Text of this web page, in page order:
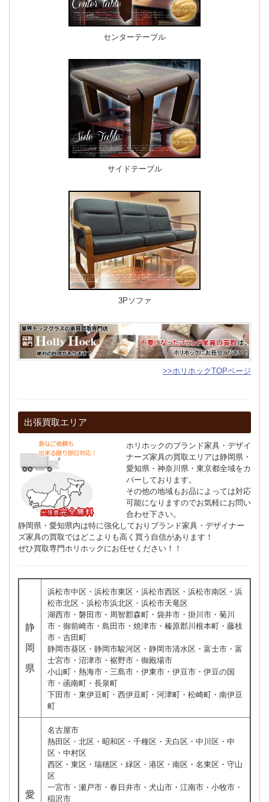
センターテーブル
サイドテーブル
3Pソファ
>>ホリホックTOPページ
出張買取エリア
ホリホックのブランド家具・デザイ
ナーズ家具の買取エリアは静岡県・
愛知県・神奈川県・東京都全域をカ
バーしております。
その他の地域もお品によっては対応
可能になりますのでお気軽にお問い
合わせ下さい。
静岡県・愛知県内は特に強化しておりブランド家具・デザイナー
ズ家具の買取ではどこよりも高く買う自信があります！
ぜひ買取専門ホリホックにお任せください！！
静
岡
県
浜松市中区・浜松市東区・浜松市西区・浜松市南区・浜
松市北区・浜松市浜北区・浜松市天竜区
湖西市・磐田市・周智郡森町・袋井市・掛川市・菊川
市・御前崎市・島田市・焼津市・榛原郡川根本町・藤枝
市・吉田町
静岡市葵区・静岡市駿河区・静岡市清水区・富士市・富
士宮市・沼津市・裾野市・御殿場市
小山町・熱海市・三島市・伊東市・伊豆市・伊豆の国
市・函南町・長泉町
下田市・東伊豆町・西伊豆町・河津町・松崎町・南伊豆
町
愛
名古屋市
熱田区・北区・昭和区・千種区・天白区・中川区・中
区・中村区
西区・東区・瑞穂区・緑区・港区・南区・名東区・守山
区
一宮市・瀬戸市・春日井市・犬山市・江南市・小牧市・
稲沢市